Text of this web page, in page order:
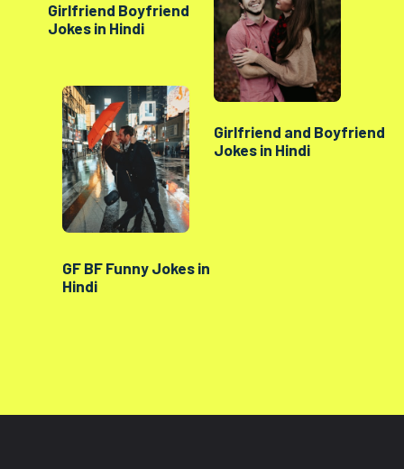
Girlfriend Boyfriend
Jokes in Hindi
Girlfriend and Boyfriend
Jokes in Hindi
GF BF Funny Jokes in
Hindi